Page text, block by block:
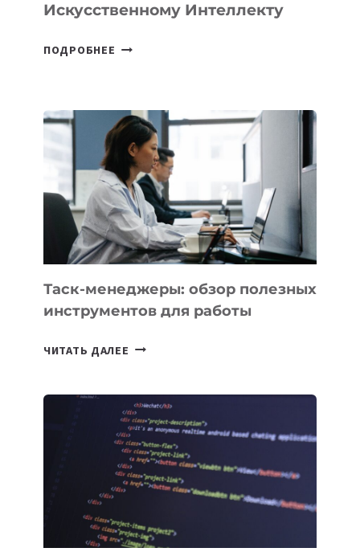
Искусственному Интеллекту
ПОДРОБНЕЕ
НОВЫЕ
ПРЕДМЕТЫ
ПО
ИСКУССТВЕННОМУ
ИНТЕЛЛЕКТУ
Таск-менеджеры: обзор полезных
инструментов для работы
ЧИТАТЬ ДАЛЕЕ ТАСК-
ПОЛЕЗНЫХ
ИНСТРУМЕНТОВ
ДЛЯ
РАБОТЫ